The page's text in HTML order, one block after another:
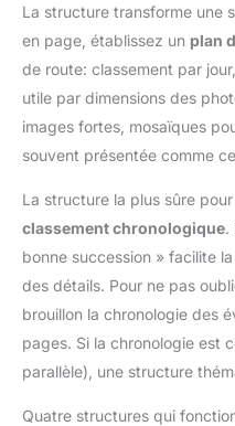
La structure transforme une
en page, établissez un plan
de route: classement par
utile par dimensions des
images fortes, mosaïques
souvent présentée comme
La structure la plus sûre
classement chronologique.
bonne succession » facilite
des détails. Pour ne pas
brouillon la chronologie des
pages. Si la chronologie est
parallèle), une structure
Quatre structures qui